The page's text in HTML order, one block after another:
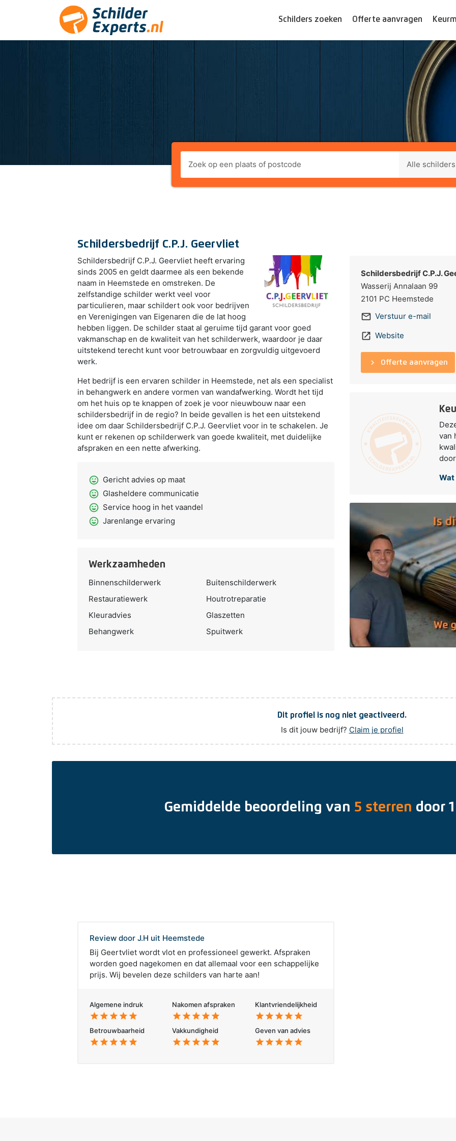
Schilders zoeken Offerte aanvragen
Schildersbedrijf C.P.J. Geervliet
Schildersbedrijf C.P.J. Geervliet heeft ervaring
sinds 2005 en geldt daarmee als een bekende
naam in Heemstede en omstreken. De
zelfstandige schilder werkt veel voor
particulieren, maar schildert ook voor bedrijven
en Verenigingen van Eigenaren die de lat hoog
hebben liggen. De schilder staat al geruime tijd garant voor goed
vakmanschap en de kwaliteit van het schilderwerk, waardoor je daar
uitstekend terecht kunt voor betrouwbaar en zorgvuldig uitgevoerd
werk.
Het bedrijf is een ervaren schilder in Heemstede, net als een specialist
in behangwerk en andere vormen van wandafwerking. Wordt het tijd
om het huis op te knappen of zoek je voor nieuwbouw naar een
schildersbedrijf in de regio? In beide gevallen is het een uitstekend
idee om daar Schildersbedrijf C.P.J. Geervliet voor in te schakelen. Je
kunt er rekenen op schilderwerk van goede kwaliteit, met duidelijke
afspraken en een nette afwerking.
sentiment_very_satisfied Gericht advies op maat
sentiment_very_satisfied Glasheldere communicatie
sentiment_very_satisfied Service hoog in het vaandel
sentiment_very_satisfied Jarenlange ervaring
Werkzaamheden
Binnenschilderwerk
Buitenschilderwerk
Restauratiewerk
Houtrotreparatie
Kleuradvies
Glaszetten
Behangwerk
Spuitwerk
Schildersbedrijf C.P.J.
Wasserij Annalaan 99
2101 PC Heemstede
mail_outline Verstuur e-mail
launch Website
keyboard_arrow_right Offerte aanvragen
van
Wat
Dit profiel is nog niet geactiveerd.
Is dit jouw bedrijf? Claim je profiel
Gemiddelde beoordeling van 5 sterren door 1
Review door J.H uit Heemstede
Bij Geertvliet wordt vlot en professioneel gewerkt. Afspraken
worden goed nagekomen en dat allemaal voor een schappelijke
prijs. Wij bevelen deze schilders van harte aan!
Algemene indruk
star star star star star
Nakomen afspraken
star star star star star
Klantvriendelijkheid
star star star star star
Betrouwbaarheid
star star star star star
Vakkundigheid
star star star star star
Geven van advies
star star star star star